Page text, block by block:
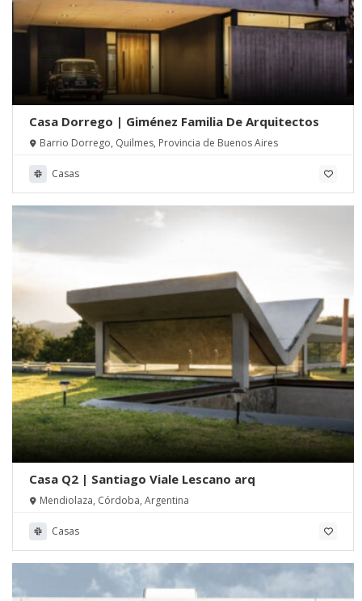
Casa Dorrego | Giménez Familia De Arquitectos
Barrio Dorrego, Quilmes, Provincia de Buenos Aires
Casas
Casa Q2 | Santiago Viale Lescano arq
Mendiolaza, Córdoba, Argentina
Casas